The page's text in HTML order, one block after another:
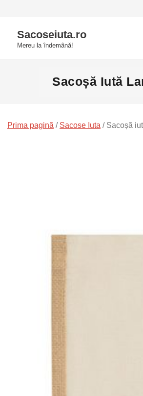
contentSacoseiuta.ro
Mereu la îndemână!
Sacoșă Iută
Prima pagină / Sacose Iuta / Sacoșă